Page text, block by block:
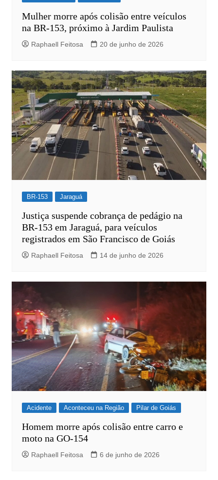
Mulher morre após colisão entre veículos
na BR-153, próximo à Jardim Paulista
Raphaell Feitosa 20 de junho de 2026
BR-153 Jaraguá
Justiça suspende cobrança de pedágio na
BR-153 em Jaraguá, para veículos
registrados em São Francisco de Goiás
Raphaell Feitosa 14 de junho de 2026
Acidente Aconteceu na Região Pilar de Goiás
Homem morre após colisão entre carro e
moto na GO-154
Raphaell Feitosa 6 de junho de 2026